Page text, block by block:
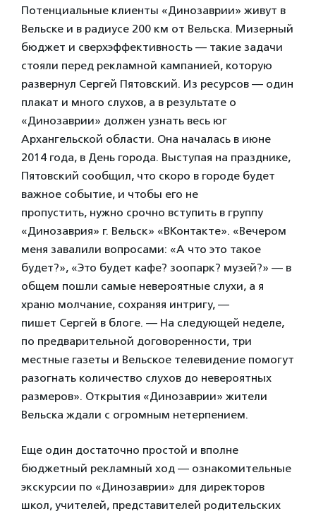
Потенциальные клиенты «Динозаврии» живут в
Вельске и в радиусе 200 км от Вельска. Мизерный
бюджет и сверхэффективность — такие задачи
стояли перед рекламной кампанией, которую
развернул Сергей Пятовский. Из ресурсов — один
плакат и много слухов, а в результате о
«Динозаврии» должен узнать весь юг
Архангельской области. Она началась в июне
2014 года, в День города. Выступая на празднике,
Пятовский сообщил, что скоро в городе будет
важное событие, и чтобы его не
пропустить, нужно срочно вступить в группу
«Динозаврия» г. Вельск» «ВКонтакте». «Вечером
меня завалили вопросами: «А что это такое
будет?», «Это будет кафе? зоопарк? музей?» — в
общем пошли самые невероятные слухи, а я
храню молчание, сохраняя интригу, —
пишет Сергей в блоге. — На следующей неделе,
по предварительной договоренности, три
местные газеты и Вельское телевидение помогут
разогнать количество слухов до невероятных
размеров». Открытия «Динозаврии» жители
Вельска ждали с огромным нетерпением.
Еще один достаточно простой и вполне
бюджетный рекламный ход — ознакомительные
экскурсии по «Динозаврии» для директоров
школ, учителей, представителей родительских